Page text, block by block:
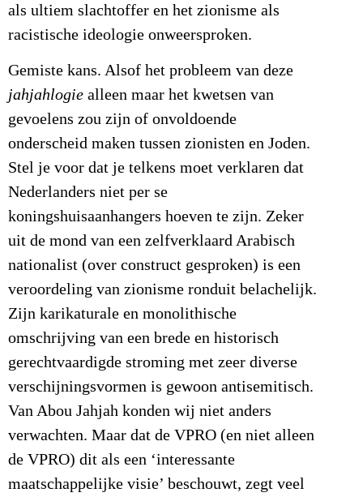
als ultiem slachtoffer en het zionisme als
racistische ideologie onweersproken.
Gemiste kans. Alsof het probleem van deze
jahjahlogie alleen maar het kwetsen van
gevoelens zou zijn of onvoldoende
onderscheid maken tussen zionisten en Joden.
Stel je voor dat je telkens moet verklaren dat
Nederlanders niet per se
koningshuisaanhangers hoeven te zijn. Zeker
uit de mond van een zelfverklaard Arabisch
nationalist (over construct gesproken) is een
veroordeling van zionisme ronduit belachelijk.
Zijn karikaturale en monolithische
omschrijving van een brede en historisch
gerechtvaardigde stroming met zeer diverse
verschijningsvormen is gewoon antisemitisch.
Van Abou Jahjah konden wij niet anders
verwachten. Maar dat de VPRO (en niet alleen
de VPRO) dit als een ‘interessante
maatschappelijke visie’ beschouwt, zegt veel